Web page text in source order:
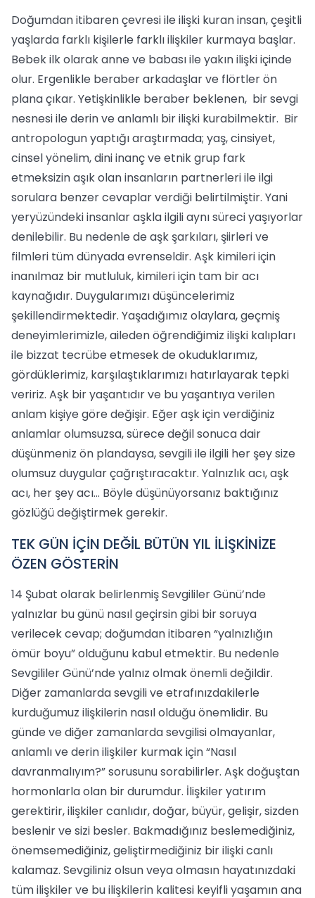
Doğumdan itibaren çevresi ile ilişki kuran insan, çeşitli
yaşlarda farklı kişilerle farklı ilişkiler kurmaya başlar.
Bebek ilk olarak anne ve babası ile yakın ilişki içinde
olur. Ergenlikle beraber arkadaşlar ve flörtler ön
plana çıkar. Yetişkinlikle beraber beklenen, bir sevgi
nesnesi ile derin ve anlamlı bir ilişki kurabilmektir. Bir
antropologun yaptığı araştırmada; yaş, cinsiyet,
cinsel yönelim, dini inanç ve etnik grup fark
etmeksizin aşık olan insanların partnerleri ile ilgi
sorulara benzer cevaplar verdiği belirtilmiştir. Yani
yeryüzündeki insanlar aşkla ilgili aynı süreci yaşıyorlar
denilebilir. Bu nedenle de aşk şarkıları, şiirleri ve
filmleri tüm dünyada evrenseldir. Aşk kimileri için
inanılmaz bir mutluluk, kimileri için tam bir acı
kaynağıdır. Duygularımızı düşüncelerimiz
şekillendirmektedir. Yaşadığımız olaylara, geçmiş
deneyimlerimizle, aileden öğrendiğimiz ilişki kalıpları
ile bizzat tecrübe etmesek de okuduklarımız,
gördüklerimiz, karşılaştıklarımızı hatırlayarak tepki
veririz. Aşk bir yaşantıdır ve bu yaşantıya verilen
anlam kişiye göre değişir. Eğer aşk için verdiğiniz
anlamlar olumsuzsa, sürece değil sonuca dair
düşünmeniz ön plandaysa, sevgili ile ilgili her şey size
olumsuz duygular çağrıştıracaktır. Yalnızlık acı, aşk
acı, her şey acı... Böyle düşünüyorsanız baktığınız
gözlüğü değiştirmek gerekir.
TEK GÜN İÇİN DEĞİL BÜTÜN YIL İLİŞKİNİZE
ÖZEN GÖSTERİN
14 Şubat olarak belirlenmiş Sevgililer Günü’nde
yalnızlar bu günü nasıl geçirsin gibi bir soruya
verilecek cevap; doğumdan itibaren “yalnızlığın
ömür boyu” olduğunu kabul etmektir. Bu nedenle
Sevgililer Günü’nde yalnız olmak önemli değildir.
Diğer zamanlarda sevgili ve etrafınızdakilerle
kurduğumuz ilişkilerin nasıl olduğu önemlidir. Bu
günde ve diğer zamanlarda sevgilisi olmayanlar,
anlamlı ve derin ilişkiler kurmak için “Nasıl
davranmalıyım?” sorusunu sorabilirler. Aşk doğuştan
hormonlarla olan bir durumdur. İlişkiler yatırım
gerektirir, ilişkiler canlıdır, doğar, büyür, gelişir, sizden
beslenir ve sizi besler. Bakmadığınız beslemediğiniz,
önemsemediğiniz, geliştirmediğiniz bir ilişki canlı
kalamaz. Sevgiliniz olsun veya olmasın hayatınızdaki
tüm ilişkiler ve bu ilişkilerin kalitesi keyifli yaşamın ana